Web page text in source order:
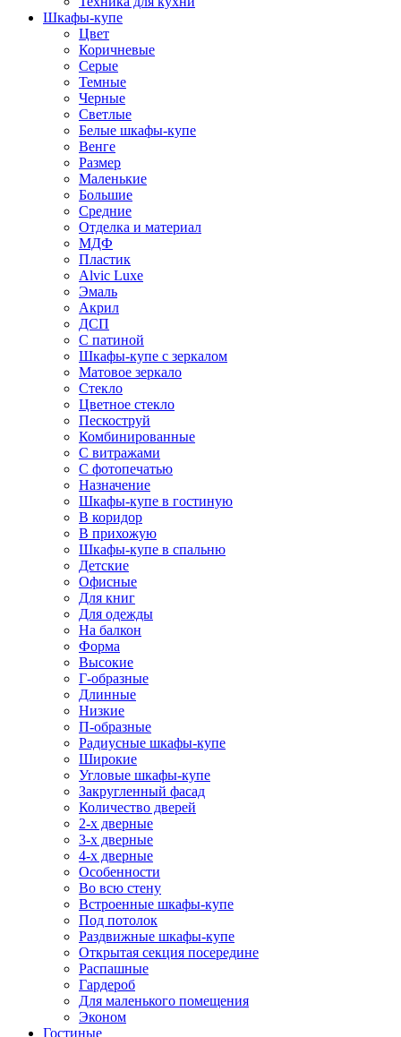
Шкафы-купе
Цвет
Коричневые
Серые
Темные
Черные
Светлые
Белые шкафы-купе
Венге
Размер
Маленькие
Большие
Средние
Отделка и материал
МДФ
Пластик
Alvic Luxe
Эмаль
Акрил
ДСП
С патиной
Шкафы-купе с зеркалом
Матовое зеркало
Стекло
Цветное стекло
Пескоструй
Комбинированные
С витражами
С фотопечатью
Назначение
Шкафы-купе в гостиную
В коридор
В прихожую
Шкафы-купе в спальню
Детские
Офисные
Для книг
Для одежды
На балкон
Форма
Высокие
Г-образные
Длинные
Низкие
П-образные
Радиусные шкафы-купе
Широкие
Угловые шкафы-купе
Закругленный фасад
Количество дверей
2-х дверные
3-х дверные
4-х дверные
Особенности
Во всю стену
Встроенные шкафы-купе
Под потолок
Раздвижные шкафы-купе
Открытая секция посередине
Распашные
Гардероб
Для маленького помещения
Эконом
Гостиные